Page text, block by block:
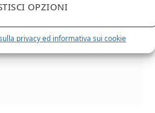
OPZIONI
privacy ed informativa sui cookie